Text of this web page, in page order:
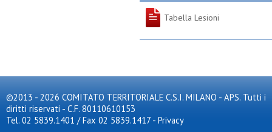
Tabella Lesioni
©2013 - 2026 COMITATO TERRITORIALE C.S.I. MILANO - APS. Tutti i
diritti riservati - C.F. 80110610153
Tel. 02 5839.1401 / Fax 02 5839.1417 - Privacy